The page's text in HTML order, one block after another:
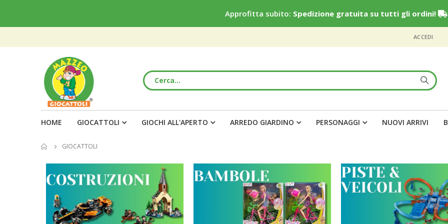
Approfitta subito: Spedizione gratuita su tutti gli ordini!
ACCEDI
HOME GIOCATTOLI GIOCHI ALL'APERTO ARREDO GIARDINO PERSONAGGI NUOVI ARRIVI
GIOCATTOLI